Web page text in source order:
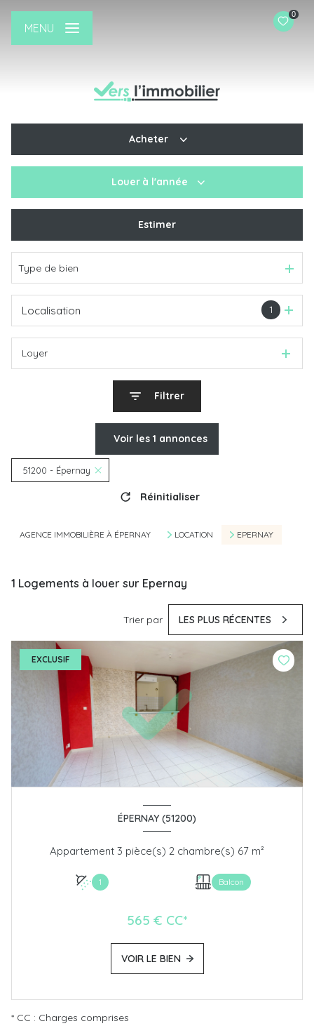
0
MENU
Acheter
Louer à l'année
Estimer
Type de bien
1
Localisation
Loyer
Filtrer
Voir les 1 annonces
51200 - Épernay
Réinitialiser
AGENCE IMMOBILIÈRE À ÉPERNAY LOCATION EPERNAY
1 Logements à louer sur Epernay
Trier par LES PLUS RÉCENTES
EXCLUSIF
ÉPERNAY (51200)
Appartement 3 pièce(s) 2 chambre(s) 67 m²
1 Balcon
565 € CC*
VOIR LE BIEN
* CC : Charges comprises